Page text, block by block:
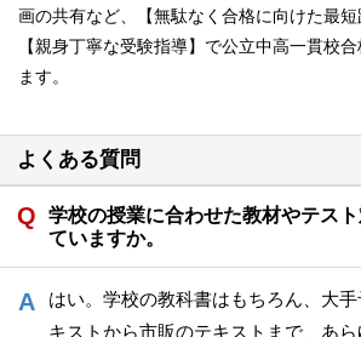
画の共有など、【無駄なく合格に向けた最
【親身丁寧な受験指導】で公立中高一貫校
ます。
よくある質問
学校の授業に合わせた教材やテス
ていますか。
はい。学校の教科書はもちろん、大
キストから市販のテキストまで、あ